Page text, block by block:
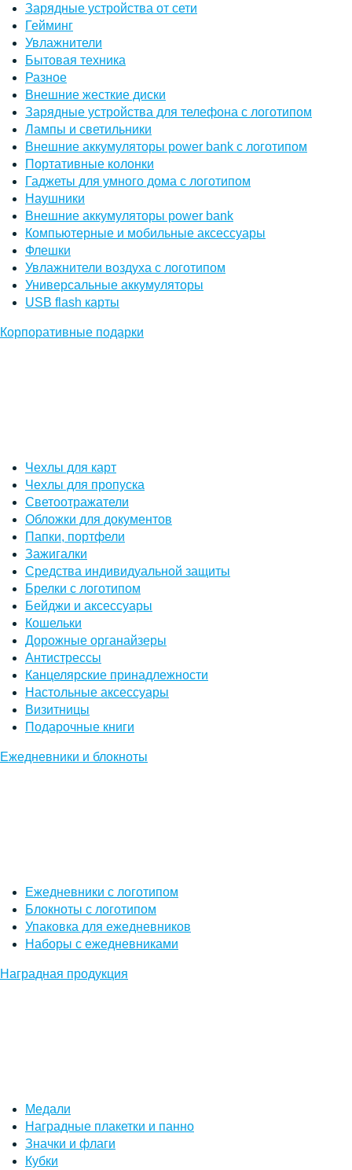
Зарядные устройства от сети
Гейминг
Увлажнители
Бытовая техника
Разное
Внешние жесткие диски
Зарядные устройства для телефона с логотипом
Лампы и светильники
Внешние аккумуляторы power bank с логотипом
Портативные колонки
Гаджеты для умного дома с логотипом
Наушники
Внешние аккумуляторы power bank
Компьютерные и мобильные аксессуары
Флешки
Увлажнители воздуха с логотипом
Универсальные аккумуляторы
USB flash карты
Корпоративные подарки
Чехлы для карт
Чехлы для пропуска
Светоотражатели
Обложки для документов
Папки, портфели
Зажигалки
Средства индивидуальной защиты
Брелки с логотипом
Бейджи и аксессуары
Кошельки
Дорожные органайзеры
Антистрессы
Канцелярские принадлежности
Настольные аксессуары
Визитницы
Подарочные книги
Ежедневники и блокноты
Ежедневники с логотипом
Блокноты с логотипом
Упаковка для ежедневников
Наборы с ежедневниками
Наградная продукция
Медали
Наградные плакетки и панно
Значки и флаги
Кубки